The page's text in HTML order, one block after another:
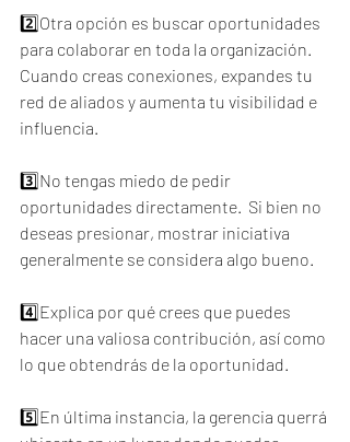
2️⃣Otra opción es buscar oportunidades
para colaborar en toda la organización.
Cuando creas conexiones, expandes tu
red de aliados y aumenta tu visibilidad e
influencia.
3️⃣No tengas miedo de pedir
oportunidades directamente.  Si bien no
deseas presionar, mostrar iniciativa
generalmente se considera algo bueno.
4️⃣Explica por qué crees que puedes
hacer una valiosa contribución, así como
lo que obtendrás de la oportunidad.
5️⃣En última instancia, la gerencia querrá